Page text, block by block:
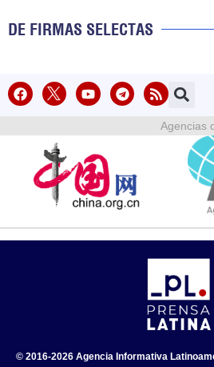
DE FIRMAS SELECTAS
Agencias
© 2016-2026 Agencia Informativa